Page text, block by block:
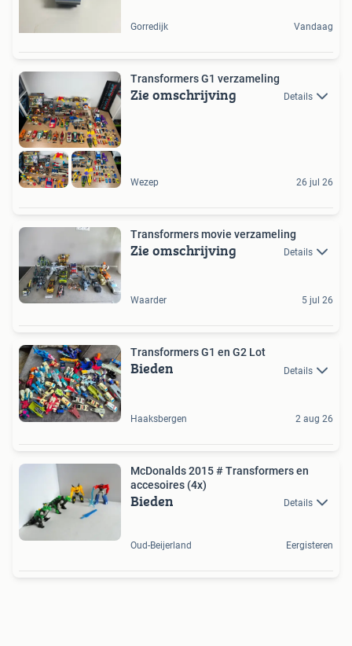
Gorredijk Vandaag
Transformers G1 verzameling
Zie omschrijving Details
Wezep 26 jul 26
Transformers movie verzameling
Zie omschrijving Details
Waarder 5 jul 26
Transformers G1 en G2 Lot
Bieden Details
Haaksbergen 2 aug 26
McDonalds 2015 # Transformers en
accesoires (4x)
Bieden Details
Oud-Beijerland Eergisteren